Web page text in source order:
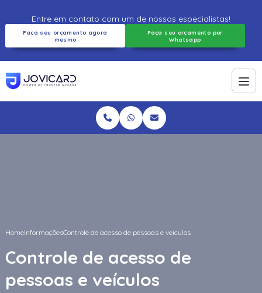
Entre em contato com um de nossos especialistas!
Faça seu orçamento agora
mesmo
Faça seu orçamento por
Whatsapp
HomeInformaçõesControle de acesso de pessoas e veículos
Controle de acesso de
pessoas e veículos